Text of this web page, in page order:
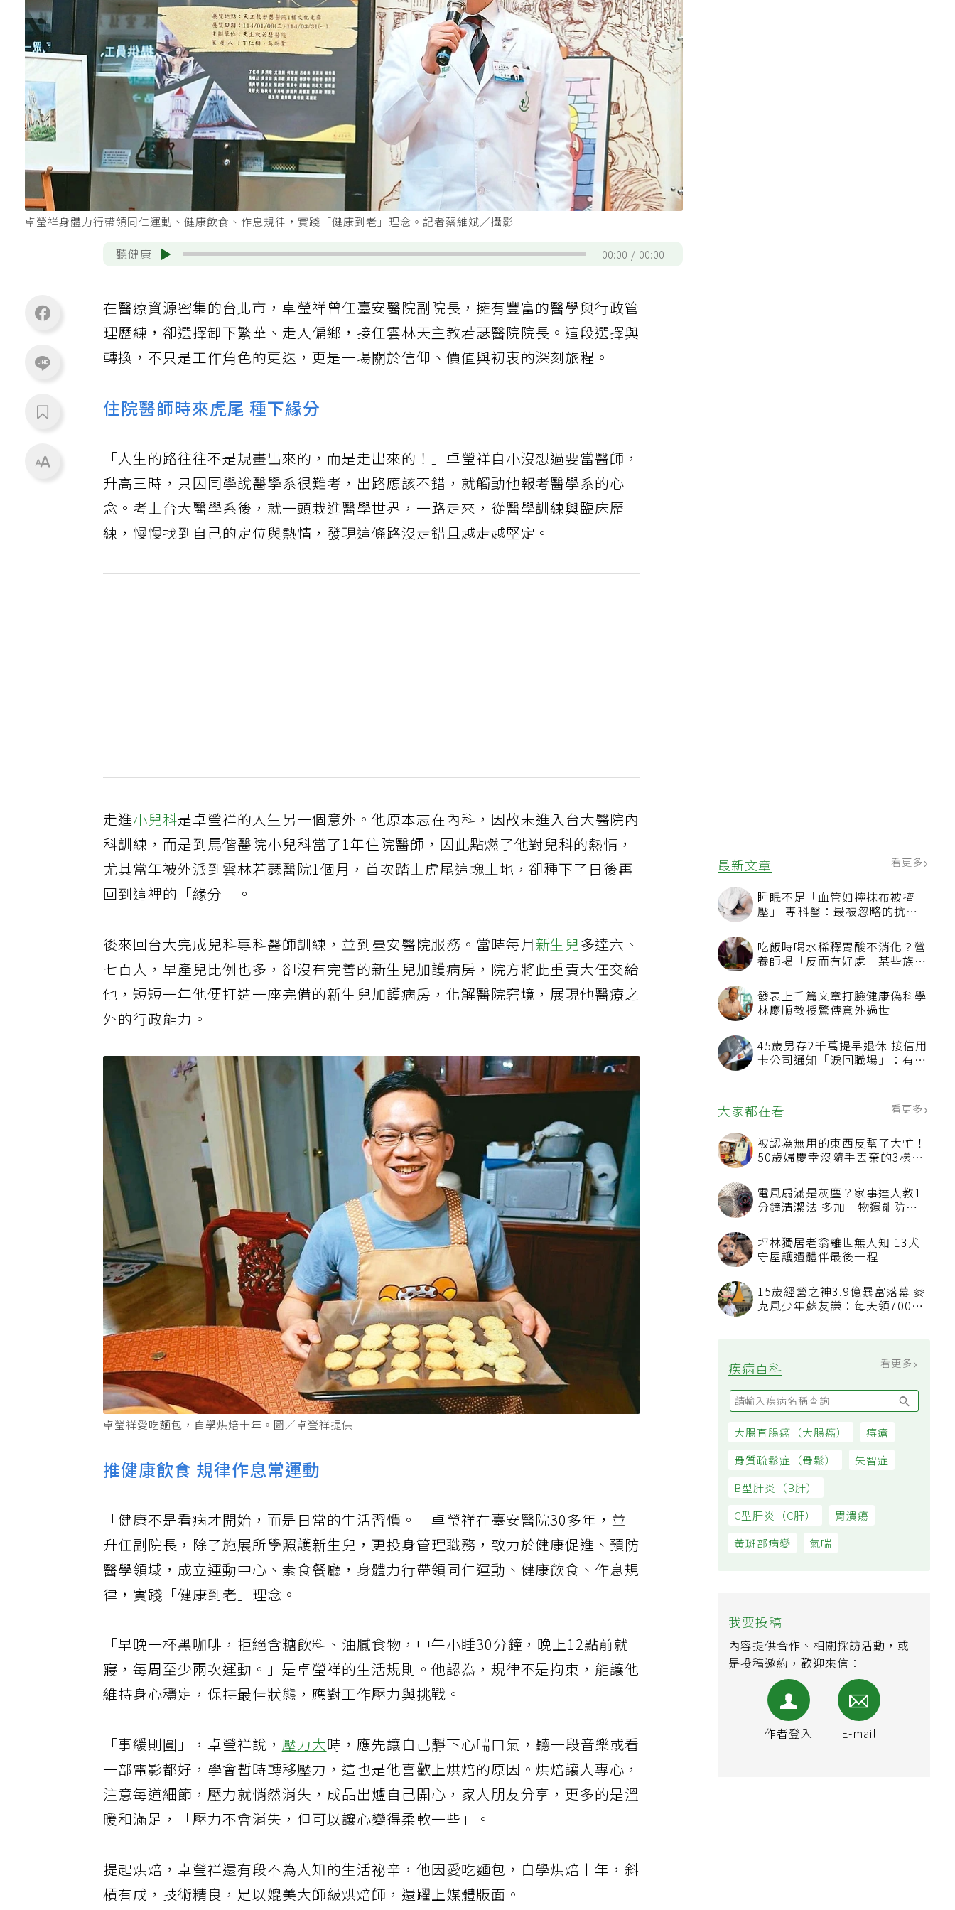
最新文章 看更多
睡眠不足「血管如擰抹布被擠
壓」 專科醫：最被忽略的抗老
吃飯時喝水稀釋胃酸不消化？營
養師揭「反而有好處」某些族群
發表上千篇文章打臉健康偽科學
林慶順教授驚傳意外過世
45歲男存2千萬提早退休 接信用
卡公司通知「淚回職場」：有錢
大家都在看 看更多
被認為無用的東西反幫了大忙！
50歲婦慶幸沒隨手丟棄的3樣物
電風扇滿是灰塵？家事達人教1
分鐘清潔法 多加一物還能防髒
坪林獨居老翁離世無人知 13犬
守屋護遺體伴最後一程
15歲經營之神3.9億暴富落幕 麥
克風少年蘇友謙：每天領700元
疾病百科
大腸直腸癌（大腸癌） 痔瘡
骨質疏鬆症（骨鬆） 失智症
B型肝炎（B肝）
C型肝炎（C肝）
黃斑部病變
我要投稿
內容提供合作、相關採訪活動，或
卓瑩祥身體力行帶領同仁運動、健康飲食、作息規律，實踐「健康到老」理念。記者蔡維斌／攝影
聽健康 00:00 00:00
在醫療資源密集的台北市，卓瑩祥曾任臺安醫院副院長，擁有豐富的醫學與行政管
理歷練，卻選擇卸下繁華、走入偏鄉，接任雲林天主教若瑟醫院院長。這段選擇與
轉換，不只是工作角色的更迭，更是一場關於信仰、價值與初衷的深刻旅程。
住院醫師時來虎尾 種下緣分
「人生的路往往不是規畫出來的，而是走出來的！」卓瑩祥自小沒想過要當醫師，
升高三時，只因同學說醫學系很難考，出路應該不錯，就觸動他報考醫學系的心
念。考上台大醫學系後，就一頭栽進醫學世界，一路走來，從醫學訓練與臨床歷
練，慢慢找到自己的定位與熱情，發現這條路沒走錯且越走越堅定。
走進小兒科是卓瑩祥的人生另一個意外。他原本志在內科，因故未進入台大醫院內
科訓練，而是到馬偕醫院小兒科當了1年住院醫師，因此點燃了他對兒科的熱情，
尤其當年被外派到雲林若瑟醫院1個月，首次踏上虎尾這塊土地，卻種下了日後再
回到這裡的「緣分」。
後來回台大完成兒科專科醫師訓練，並到臺安醫院服務。當時每月新生兒多達六、
七百人，早產兒比例也多，卻沒有完善的新生兒加護病房，院方將此重責大任交給
他，短短一年他便打造一座完備的新生兒加護病房，化解醫院窘境，展現他醫療之
外的行政能力。
卓瑩祥愛吃麵包，自學烘焙十年。圖／卓瑩祥提供
推健康飲食 規律作息常運動
「健康不是看病才開始，而是日常的生活習慣。」卓瑩祥在臺安醫院30多年，並
升任副院長，除了施展所學照護新生兒，更投身管理職務，致力於健康促進、預防
醫學領域，成立運動中心、素食餐廳，身體力行帶領同仁運動、健康飲食、作息規
律，實踐「健康到老」理念。
「早晚一杯黑咖啡，拒絕含糖飲料、油膩食物，中午小睡30分鐘，晚上12點前就
寢，每周至少兩次運動。」是卓瑩祥的生活規則。他認為，規律不是拘束，能讓他
維持身心穩定，保持最佳狀態，應對工作壓力與挑戰。
「事緩則圓」，卓瑩祥說，壓力大時，應先讓自己靜下心喘口氣，聽一段音樂或看
一部電影都好，學會暫時轉移壓力，這也是他喜歡上烘焙的原因。烘焙讓人專心，
注意每道細節，壓力就悄然消失，成品出爐自己開心，家人朋友分享，更多的是溫
暖和滿足，「壓力不會消失，但可以讓心變得柔軟一些」。
提起烘焙，卓瑩祥還有段不為人知的生活祕辛，他因愛吃麵包，自學烘焙十年，斜